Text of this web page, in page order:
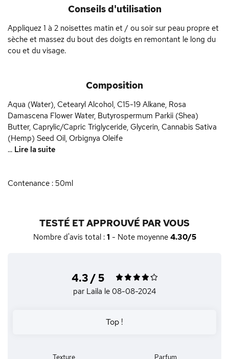
Conseils d'utilisation
Appliquez 1 à 2 noisettes matin et / ou soir sur peau propre et
sèche et massez du bout des doigts en remontant le long du
cou et du visage.
Composition
Aqua (Water), Cetearyl Alcohol, C15-19 Alkane, Rosa
Damascena Flower Water, Butyrospermum Parkii (Shea)
Butter, Caprylic/Capric Triglyceride, Glycerin, Cannabis Sativa
(Hemp) Seed Oil, Orbignya Oleife
... Lire la suite
Contenance : 50ml
TESTÉ ET APPROUVÉ PAR VOUS
Nombre d'avis total : 1 - Note moyenne 4.30/5
4.3 / 5
par Laila le 08-08-2024
Top !
Texture Parfum